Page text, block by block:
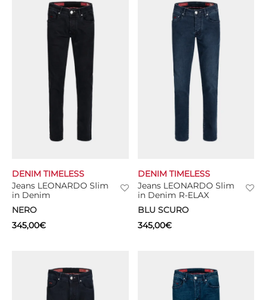
Jeans LEONARDO Slim
in Denim
NERO
DENIM TIMELESS
345,00€
Jeans LEONARDO Slim
in Denim R-ELAX
BLU SCURO
DENIM TIMELESS
345,00€